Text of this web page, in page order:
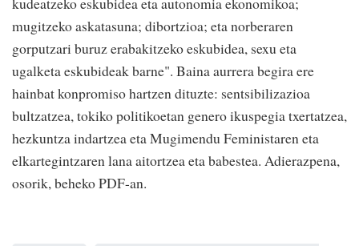
mugitzeko askatasuna; dibortzioa; eta norberaren
gorputzari buruz erabakitzeko eskubidea, sexu eta
ugalketa eskubideak barne". Baina aurrera begira ere
hainbat konpromiso hartzen dituzte: sentsibilizazioa
bultzatzea, tokiko politikoetan genero ikuspegia txertatzea,
hezkuntza indartzea eta Mugimendu Feministaren eta
elkartegintzaren lana aitortzea eta babestea. Adierazpena,
osorik, beheko PDF-an.